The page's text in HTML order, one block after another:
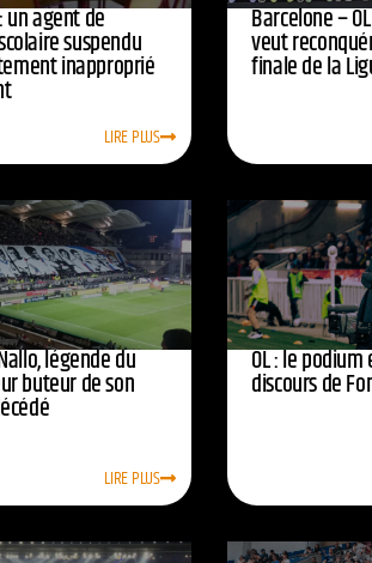
un agent de
suspendu
inapproprié
LIRE PLUS
Barcelone –
veut
finale de la
légende du
buteur de son
LIRE PLUS
OL : le
discours de